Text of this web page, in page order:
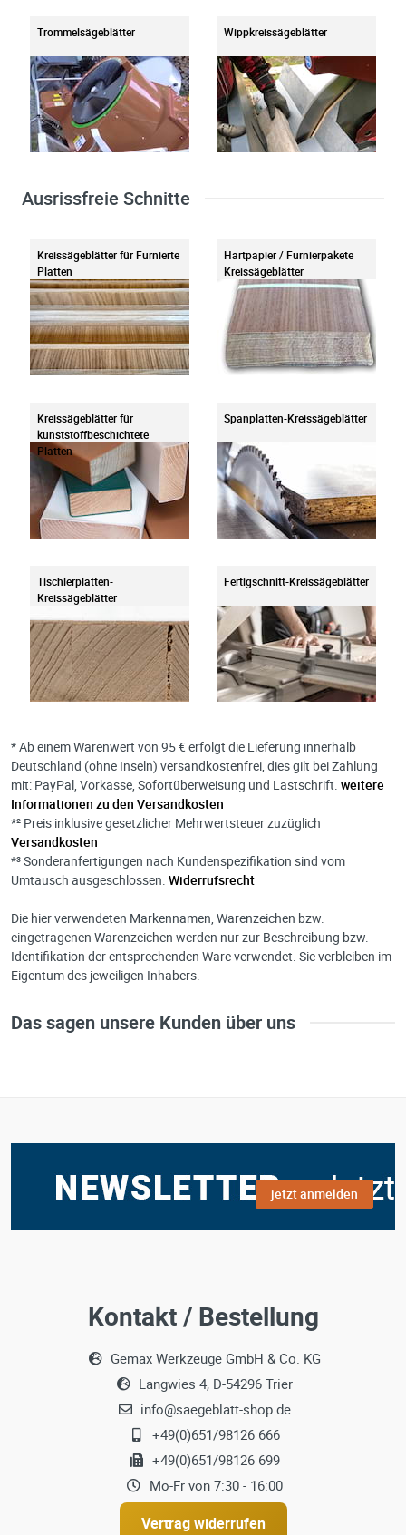
Trommelsägeblätter Wippkreissägeblätter
Ausrissfreie Schnitte
Kreissägeblätter für Furnierte
Platten
Hartpapier / Furnierpakete
Kreissägeblätter
Kreissägeblätter für
kunststoffbeschichtete
Platten
Spanplatten-Kreissägeblätter
Tischlerplatten-
Kreissägeblätter
Fertigschnitt-Kreissägeblätter
* Ab einem Warenwert von 95 € erfolgt die Lieferung innerhalb
Deutschland (ohne Inseln) versandkostenfrei, dies gilt bei Zahlung
mit: PayPal, Vorkasse, Sofortüberweisung und Lastschrift. weitere
Informationen zu den Versandkosten
*² Preis inklusive gesetzlicher Mehrwertsteuer zuzüglich
Versandkosten
*³ Sonderanfertigungen nach Kundenspezifikation sind vom
Umtausch ausgeschlossen. Widerrufsrecht
Die hier verwendeten Markennamen, Warenzeichen bzw.
eingetragenen Warenzeichen werden nur zur Beschreibung bzw.
Identifikation der entsprechenden Ware verwendet. Sie verbleiben im
Eigentum des jeweiligen Inhabers.
Das sagen unsere Kunden über uns
jetzt anmelden
Kontakt / Bestellung
Gemax Werkzeuge GmbH & Co. KG
Langwies 4, D-54296 Trier
info@saegeblatt-shop.de
+49(0)651/98126 666
+49(0)651/98126 699
Mo-Fr von 7:30 - 16:00
Vertrag widerrufen